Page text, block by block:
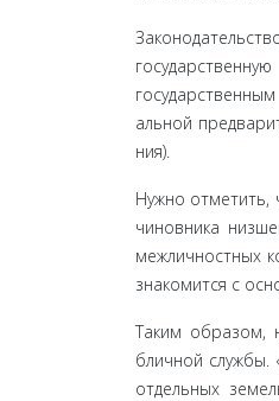
альной
ния).
Нужно отметить,
чиновника
межличностных
знакомится с
Таким образом,
бличной службы.
отдельных